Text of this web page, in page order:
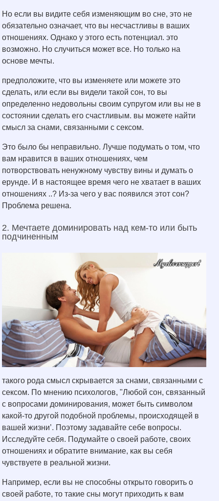
Но если вы видите себя изменяющим во сне, это не
обязательно означает, что вы несчастливы в ваших
отношениях. Однако у этого есть потенциал. это
возможно. Но случиться может все. Но только на
основе мечты.
предположите, что вы изменяете или можете это
сделать, или если вы видели такой сон, то вы
определенно недовольны своим супругом или вы не в
состоянии сделать его счастливым. вы можете найти
смысл за снами, связанными с сексом.
Это было бы неправильно. Лучше подумать о том, что
вам нравится в ваших отношениях, чем
потворствовать ненужному чувству вины и думать о
ерунде. И в настоящее время чего не хватает в ваших
отношениях ..? Из-за чего у вас появился этот сон?
Проблема решена.
2. Мечтаете доминировать над кем-то или быть
подчиненным
такого рода смысл скрывается за снами, связанными с
сексом. По мнению психологов, "Любой сон, связанный
с вопросами доминирования, может быть символом
какой-то другой подобной проблемы, происходящей в
вашей жизни’. Поэтому задавайте себе вопросы.
Исследуйте себя. Подумайте о своей работе, своих
отношениях и обратите внимание, как вы себя
чувствуете в реальной жизни.
Например, если вы не способны открыто говорить о
своей работе, то такие сны могут приходить к вам